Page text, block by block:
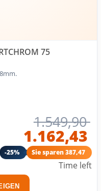
75
1.549,90
1.162,43
-25% Sie sparen 387,47
Time left